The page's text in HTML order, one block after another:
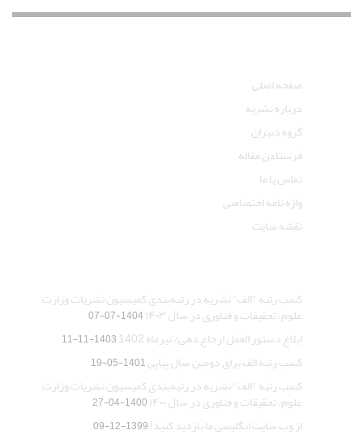
صفحه اصلی
درباره نشریه
گروه دبیران
فرستادن مقاله
تماس با ما
واژه نامه اختصاصی
نقشه سایت
کسب رتبه "الف" نشریه در رتبه‌بندی کمیسیون نشریات وزارت
علوم، تحقیقات و فناوری در سال ۱۴۰۳ 1404-07-07
ابلاغ دستور العمل ارجاع دهی/ تیرماه 1402 1403-11-11
کسب رتبه الف برای دومین سال پیاپی1401-05-19
کسب رتبه "الف" نشریه در رتبه‌بندی کمیسیون نشریات وزارت
علوم، تحقیقات و فناوری در سال ۱۴۰۰ 1400-04-27
از وب سایت انگلیسی ما بازدید کنید!1399-12-09